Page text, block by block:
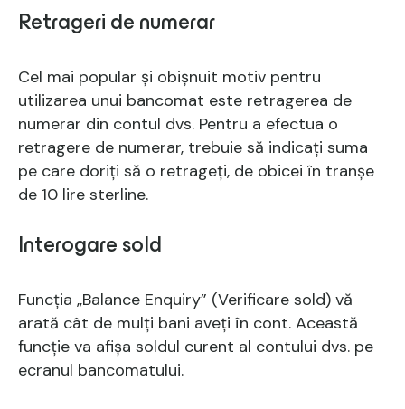
Retrageri de numerar
Cel mai popular și obișnuit motiv pentru
utilizarea unui bancomat este retragerea de
numerar din contul dvs. Pentru a efectua o
retragere de numerar, trebuie să indicați suma
pe care doriți să o retrageți, de obicei în tranșe
de 10 lire sterline.
Interogare sold
Funcția „Balance Enquiry” (Verificare sold) vă
arată cât de mulți bani aveți în cont. Această
funcție va afișa soldul curent al contului dvs. pe
ecranul bancomatului.